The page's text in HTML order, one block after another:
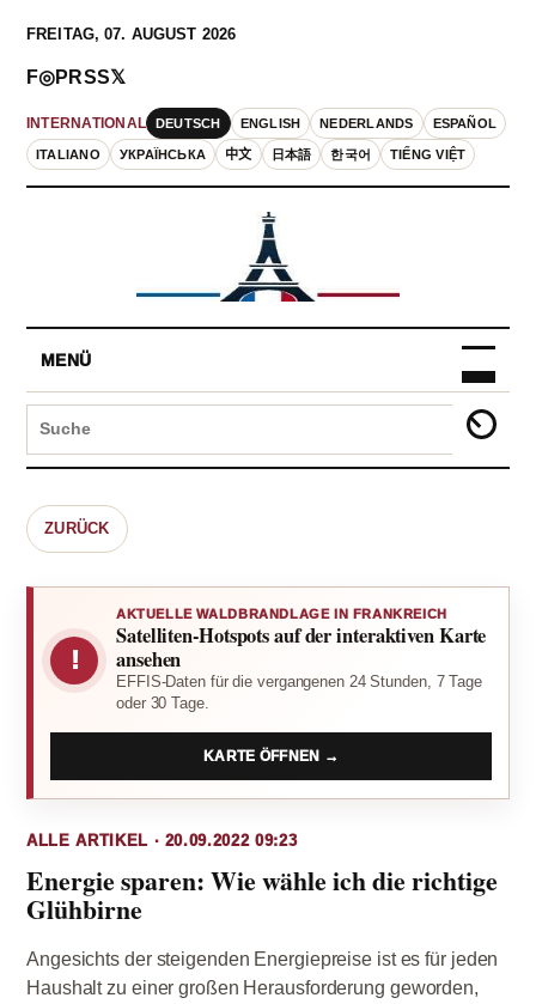
FREITAG, 07. AUGUST 2026
INTERNATIONAL DEUTSCH ENGLISH NEDERLANDS ESPAÑOL
ITALIANO УКРАЇНСЬКА 中文 日本語 한국어 TIẾNG VIỆT
F◎PRSS𝕏
MENÜ
ZURÜCK
!
AKTUELLE WALDBRANDLAGE IN FRANKREICH
Satelliten-Hotspots auf der interaktiven Karte
ansehen
EFFIS-Daten für die vergangenen 24 Stunden, 7 Tage
oder 30 Tage.
KARTE ÖFFNEN →
ALLE ARTIKEL · 20.09.2022 09:23
Energie sparen: Wie wähle ich die richtige
Glühbirne
Angesichts der steigenden Energiepreise ist es für jeden
Haushalt zu einer großen Herausforderung geworden,